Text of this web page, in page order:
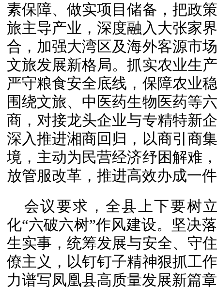
素保障、做实项目储备，把政
旅主导产业，深度融入大张家
合，加强大湾区及海外客源市
文旅发展新格局。抓实农业生
严守粮食安全底线，保障农业
围绕文旅、中医药生物医药等
商，对接龙头企业与专精特新
深入推进湘商回归，以商引商
境，主动为民营经济纾困解难
放管服改革，推进高效办成一
会议要求，全县上下要树
化“六破六树”作风建设。坚决
生实事，统筹发展与安全、守
僚主义，以钉钉子精神狠抓工
力谱写凤凰县高质量发展新篇